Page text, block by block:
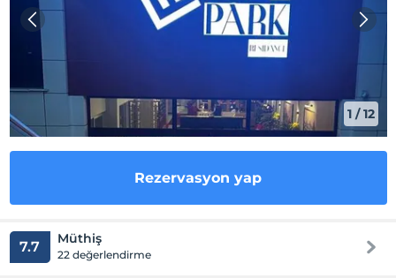
1 /12
Rezervasyon yap
7.7 Müthiş
22 değerlendirme